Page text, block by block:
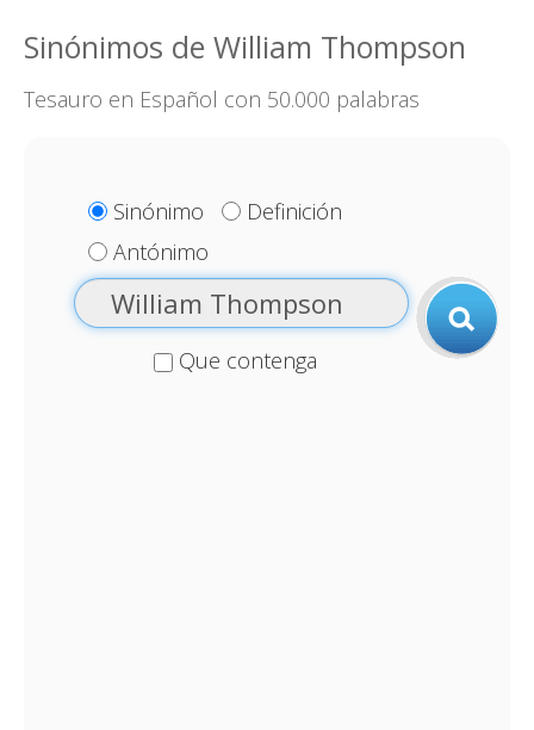
Sinónimos de William Thompson
Tesauro en Español con 50.000 palabras
Sinónimo
Definición
Antónimo
Que contenga